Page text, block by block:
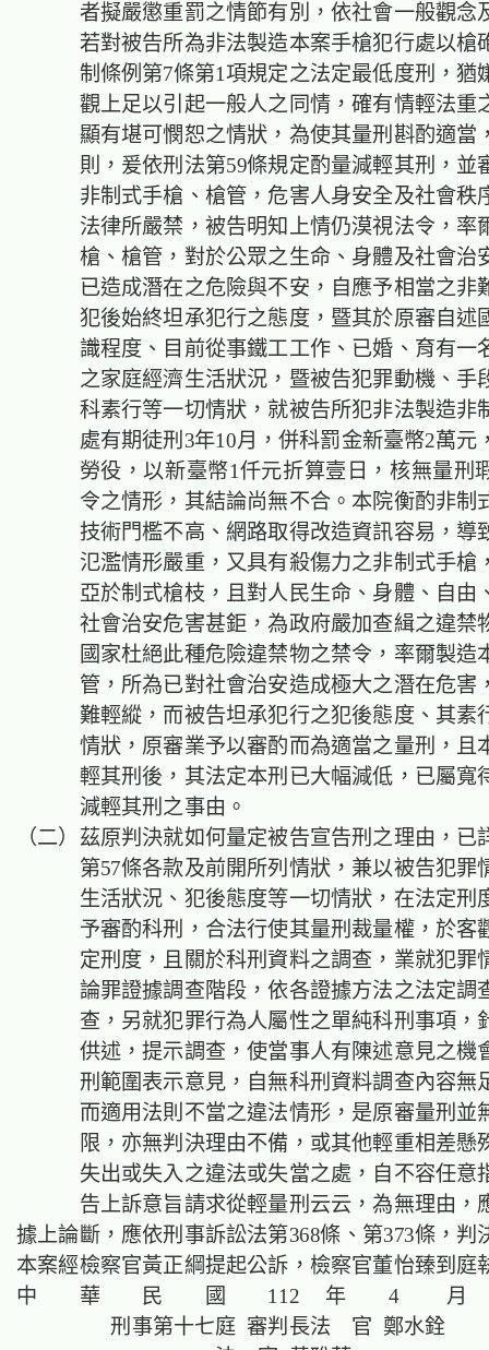
者擬嚴懲重罰之情節有別，依社會一般觀念
若對被告所為非法製造本案手槍犯行處以槍
制條例第7條第1項規定之法定最低度刑，猶
觀上足以引起一般人之同情，確有情輕法重
顯有堪可憫恕之情狀，為使其量刑斟酌適當
則，爰依刑法第59條規定酌量減輕其刑，並
非制式手槍、槍管，危害人身安全及社會秩
法律所嚴禁，被告明知上情仍漠視法令，率
槍、槍管，對於公眾之生命、身體及社會治
已造成潛在之危險與不安，自應予相當之非
犯後始終坦承犯行之態度，暨其於原審自述
識程度、目前從事鐵工工作、已婚、育有一
之家庭經濟生活狀況，暨被告犯罪動機、手
科素行等一切情狀，就被告所犯非法製造非
處有期徒刑3年10月，併科罰金新臺幣2萬元
勞役，以新臺幣1仟元折算壹日，核無量刑
令之情形，其結論尚無不合。本院衡酌非制
技術門檻不高、網路取得改造資訊容易，導
氾濫情形嚴重，又具有殺傷力之非制式手槍
亞於制式槍枝，且對人民生命、身體、自由
社會治安危害甚鉅，為政府嚴加查緝之違禁
國家杜絕此種危險違禁物之禁令，率爾製造
管，所為已對社會治安造成極大之潛在危害
難輕縱，而被告坦承犯行之犯後態度、其素
情狀，原審業予以審酌而為適當之量刑，且
輕其刑後，其法定本刑已大幅減低，已屬寬
減輕其刑之事由。
（二）茲原判決就如何量定被告宣告刑之理由，已
第57條各款及前開所列情狀，兼以被告犯罪
生活狀況、犯後態度等一切情狀，在法定刑
予審酌科刑，合法行使其量刑裁量權，於客
定刑度，且關於科刑資料之調查，業就犯罪
論罪證據調查階段，依各證據方法之法定調
查，另就犯罪行為人屬性之單純科刑事項，
供述，提示調查，使當事人有陳述意見之機
刑範圍表示意見，自無科刑資料調查內容無
而適用法則不當之違法情形，是原審量刑並
限，亦無判決理由不備，或其他輕重相差懸
失出或失入之違法或失當之處，自不容任意
告上訴意旨請求從輕量刑云云，為無理由，
據上論斷，應依刑事訴訟法第368條、第373條，
本案經檢察官黃正綱提起公訴，檢察官董怡臻到庭
中 華 民 國 112 年 4 月
刑事第十七庭 審判長法 官 鄭水銓